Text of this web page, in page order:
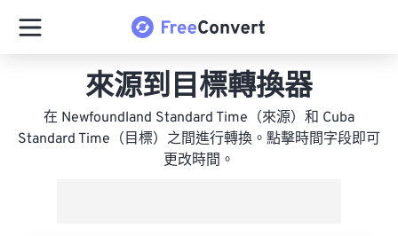
來源到目標轉換器
在 Newfoundland Standard Time（來源）和 Cuba
Standard Time（目標）之間進行轉換。點擊時間字段即可
更改時間。